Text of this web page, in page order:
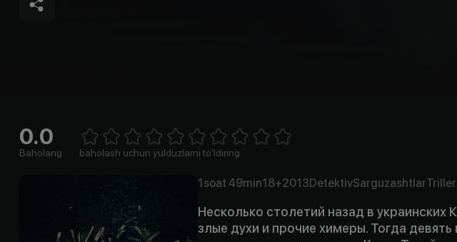
0.0
Baholang 1 Star2 Stars3 Stars4 Stars5 Stars6 Stars7 Stars8 Stars
baholash uchun yulduzlarni to'ldiring
1soat 49min18+2013DetektivSarguzashtlarTriller
Несколько столетий назад в украинских
злые духи и прочие химеры. Тогда девять